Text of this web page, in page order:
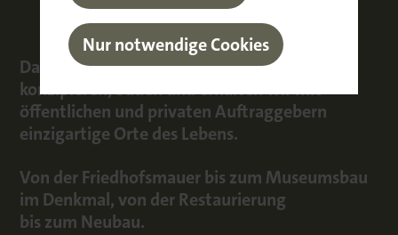
Damit das Leben Raum und Identität behält,
konzipieren, bauen und erhalten wir mit
öffentlichen und privaten Auftraggebern
einzigartige Orte des Lebens.
Von der Friedhofsmauer bis zum Museumsbau
im Denkmal, von der Restaurierung
bis zum Neubau.
Nur notwendige Cookies